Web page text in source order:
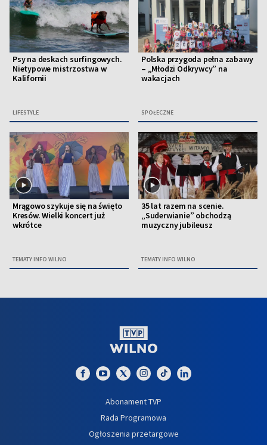
Psy na deskach surfingowych.
Nietypowe mistrzostwa w
Kalifornii
LIFESTYLE
Polska przygoda pełna zabawy
– „Młodzi Odkrywcy” na
wakacjach
SPOŁECZNE
Mrągowo szykuje się na święto
Kresów. Wielki koncert już
wkrótce
TEMATY INFO WILNO
35 lat razem na scenie.
„Suderwianie” obchodzą
muzyczny jubileusz
TEMATY INFO WILNO
Abonament TVP
Rada Programowa
Ogłoszenia przetargowe